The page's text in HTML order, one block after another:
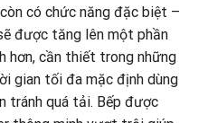
còn có chức năng đặc biệt –
được tăng lên một phần
hơn, cần thiết trong những
gian tối đa mặc định dùng
tránh quá tải. Bếp được